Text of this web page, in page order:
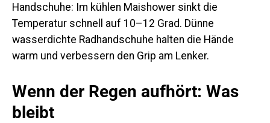
Handschuhe: Im kühlen Maishower sinkt die
Temperatur schnell auf 10–12 Grad. Dünne
wasserdichte Radhandschuhe halten die Hände
warm und verbessern den Grip am Lenker.
Wenn der Regen aufhört: Was
bleibt